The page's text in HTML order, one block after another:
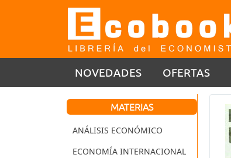
NOVEDADES OFERTAS
MATERIAS
ANÁLISIS ECONÓMICO
ECONOMÍA INTERNACIONAL